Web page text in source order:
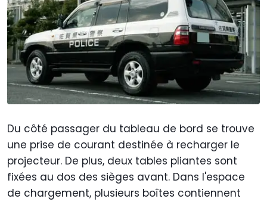
Du côté passager du tableau de bord se trouve
une prise de courant destinée à recharger le
projecteur. De plus, deux tables pliantes sont
fixées au dos des sièges avant. Dans l'espace
de chargement, plusieurs boîtes contiennent